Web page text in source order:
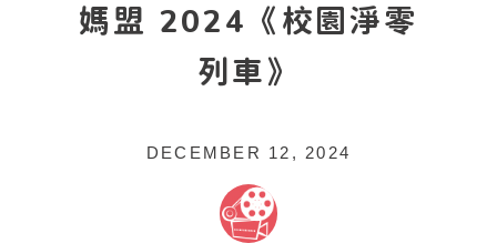
媽盟 2024《校園淨零
列車》
DECEMBER 12, 2024